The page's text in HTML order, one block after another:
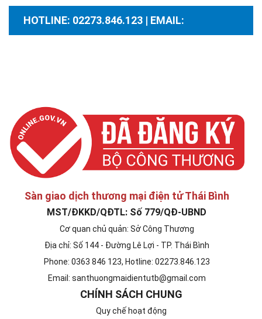
HOTLINE: 02273.846.123 | EMAIL:
Sàn giao dịch thương mại điện tử Thái Bình
MST/ĐKKD/QĐTL: Số 779/QĐ-UBND
Cơ quan chủ quản: Sở Công Thương
Địa chỉ: Số 144 - Đường Lê Lợi - TP. Thái Bình
Phone: 0363 846 123, Hotline: 02273.846.123
Email: santhuongmaidientutb@gmail.com
CHÍNH SÁCH CHUNG
Quy chế hoạt động